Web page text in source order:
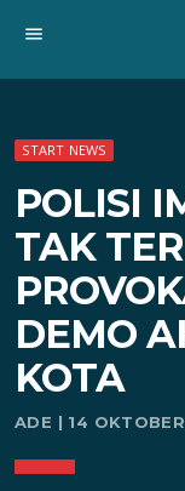
menu
START NEWS
POLISI
TAK
DEMO
KOTA
ADE | 14